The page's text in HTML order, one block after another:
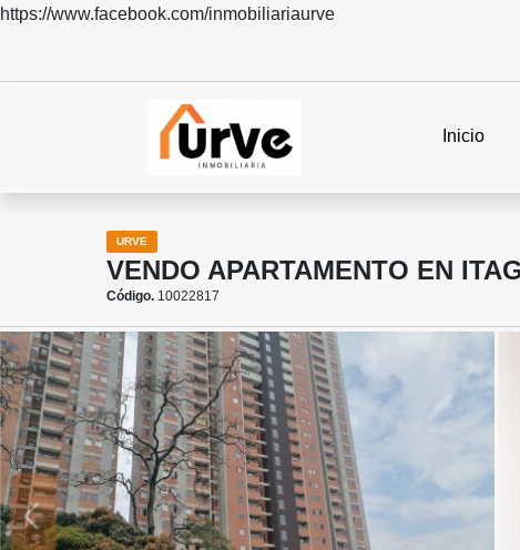
https://www.facebook.com/inmobiliariaurve
Inicio
URVE
VENDO APARTAMENTO EN
Código. 10022817